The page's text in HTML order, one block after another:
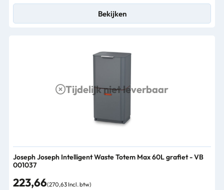
Bekijken
Tijdelijk niet leverbaar
Joseph Joseph Intelligent Waste Totem Max 60L grafiet - VB
001037
223,66(270,63 Incl. btw)